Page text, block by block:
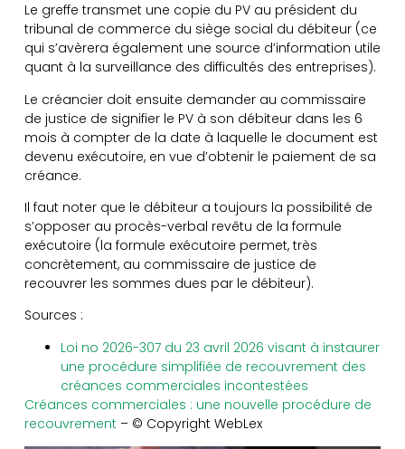
Le greffe transmet une copie du PV au président du
tribunal de commerce du siège social du débiteur (ce
qui s’avèrera également une source d’information utile
quant à la surveillance des difficultés des entreprises).
Le créancier doit ensuite demander au commissaire
de justice de signifier le PV à son débiteur dans les 6
mois à compter de la date à laquelle le document est
devenu exécutoire, en vue d’obtenir le paiement de sa
créance.
Il faut noter que le débiteur a toujours la possibilité de
s’opposer au procès-verbal revêtu de la formule
exécutoire (la formule exécutoire permet, très
concrètement, au commissaire de justice de
recouvrer les sommes dues par le débiteur).
Sources :
Loi no 2026-307 du 23 avril 2026 visant à instaurer
une procédure simplifiée de recouvrement des
créances commerciales incontestées
Créances commerciales : une nouvelle procédure de
recouvrement – © Copyright WebLex